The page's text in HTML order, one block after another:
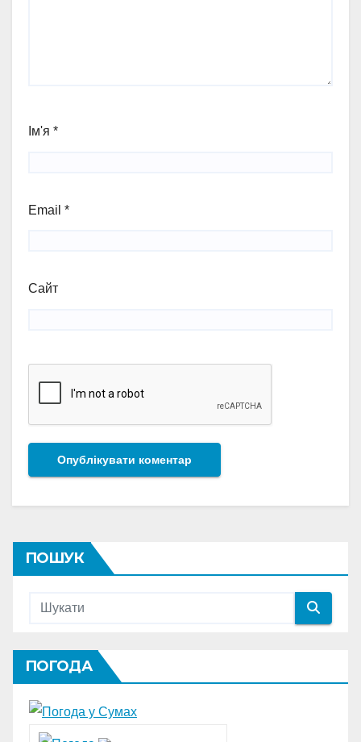
Ім'я *
Email *
Сайт
ПОШУК
ПОГОДА